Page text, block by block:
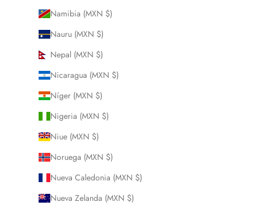
Namibia (MXN $)
Nauru (MXN $)
Nepal (MXN $)
Nicaragua (MXN $)
Níger (MXN $)
Nigeria (MXN $)
Niue (MXN $)
Noruega (MXN $)
Nueva Caledonia (MXN $)
Nueva Zelanda (MXN $)